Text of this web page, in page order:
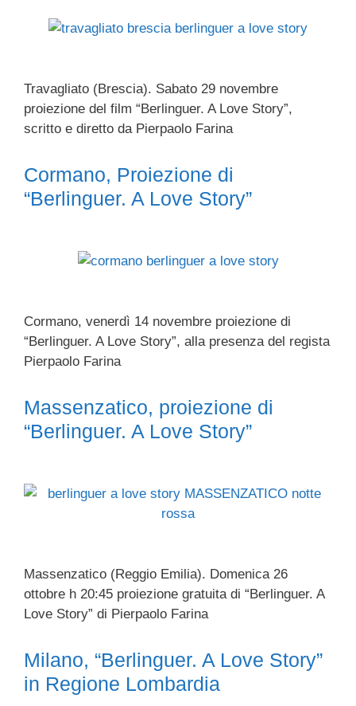
Travagliato (Brescia). Sabato 29 novembre
proiezione del film “Berlinguer. A Love Story”,
scritto e diretto da Pierpaolo Farina
Cormano, Proiezione di
“Berlinguer. A Love Story”
Cormano, venerdì 14 novembre proiezione di
“Berlinguer. A Love Story”, alla presenza del regista
Pierpaolo Farina
Massenzatico, proiezione di
“Berlinguer. A Love Story”
Massenzatico (Reggio Emilia). Domenica 26
ottobre h 20:45 proiezione gratuita di “Berlinguer. A
Love Story” di Pierpaolo Farina
Milano, “Berlinguer. A Love Story”
in Regione Lombardia